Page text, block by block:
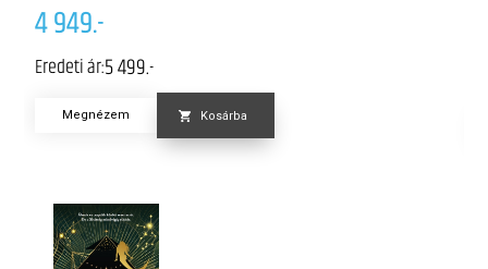
4 949.-
Eredeti ár:5 499.-
Megnézem Kosárba